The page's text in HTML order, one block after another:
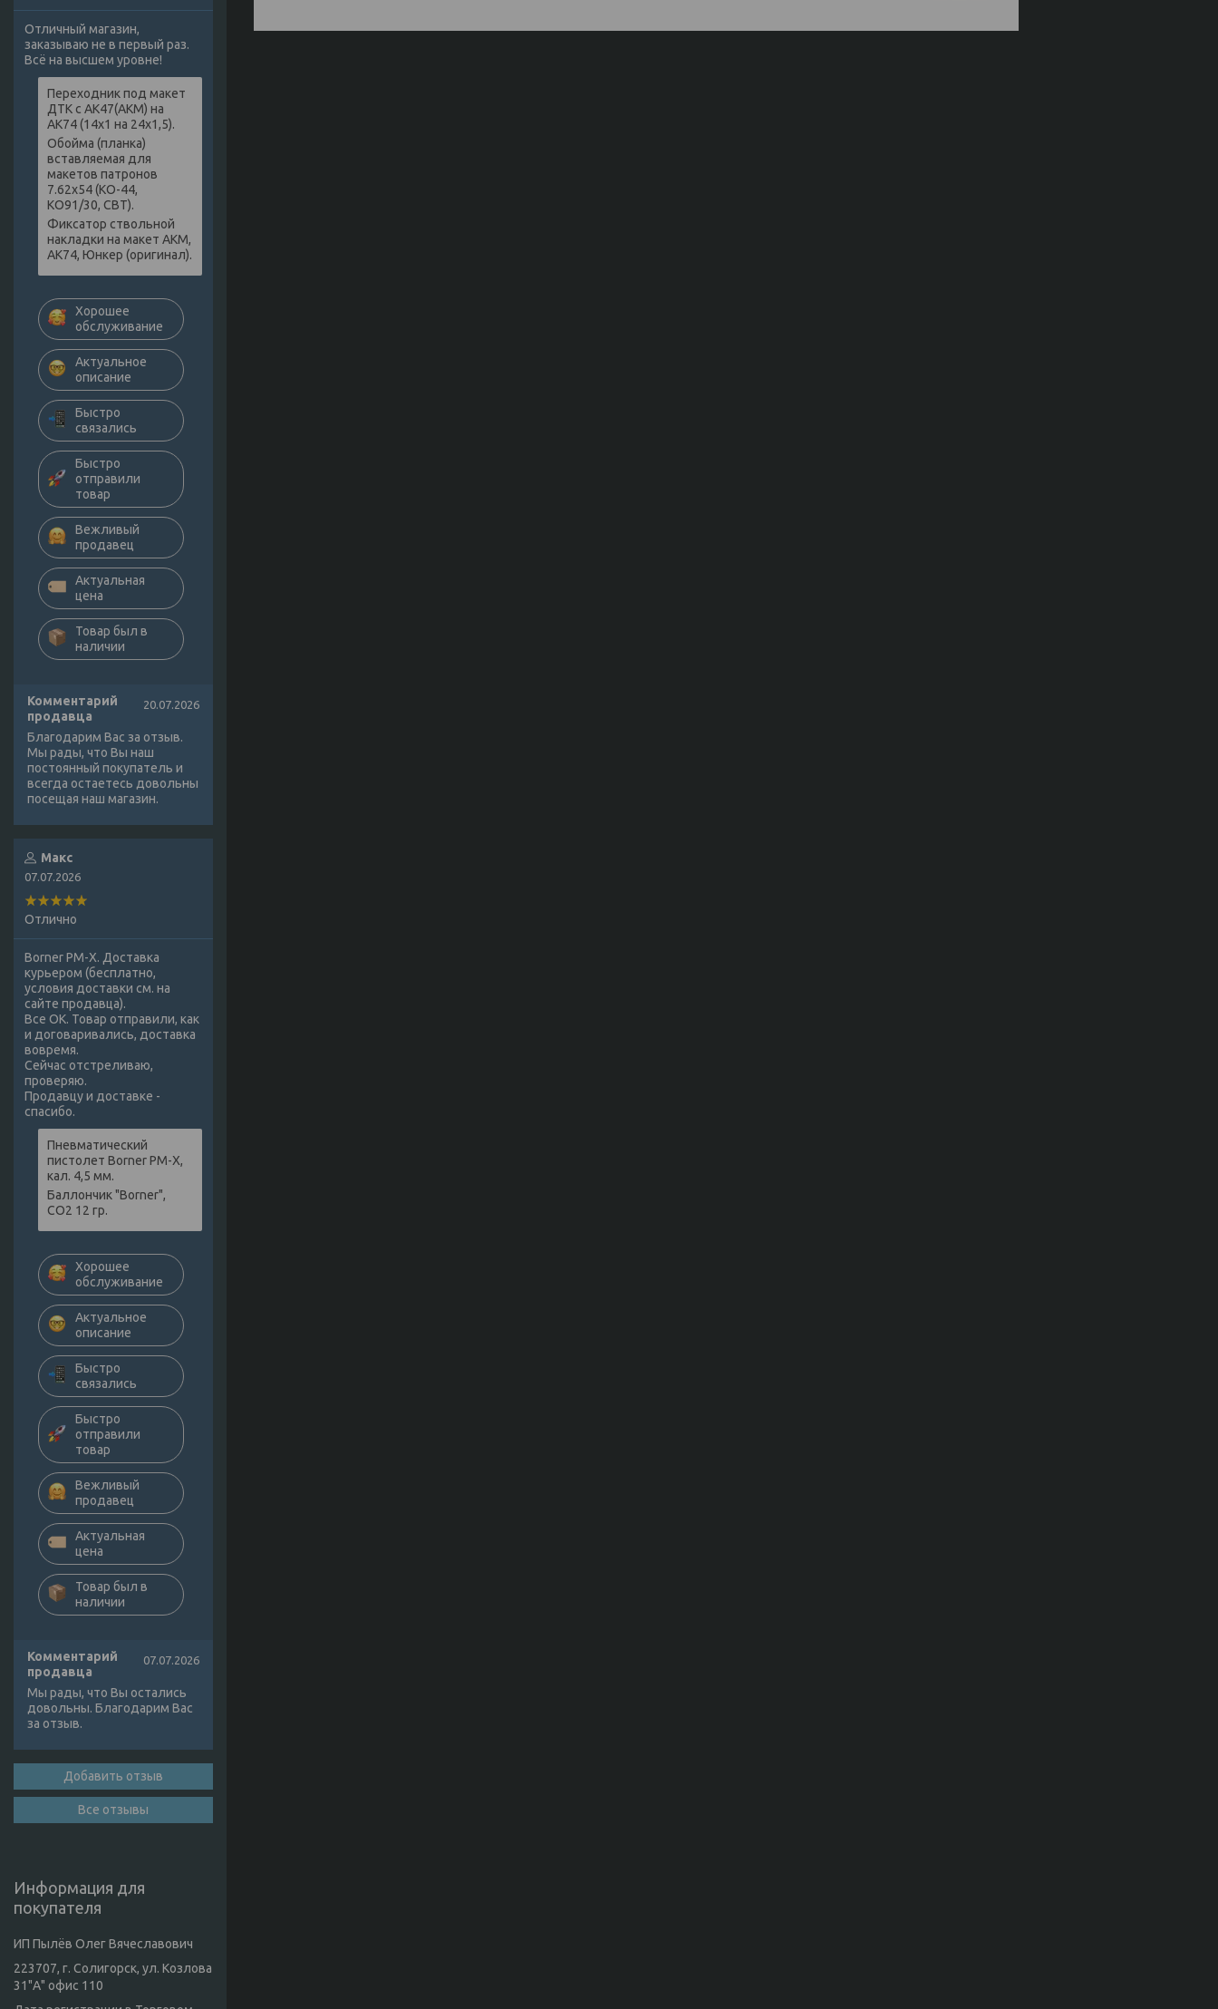
Отличный магазин,
заказываю не в первый раз.
Всё на высшем уровне!
Переходник под макет
ДТК с АК47(АКМ) на
АК74 (14х1 на 24х1,5).
Обойма (планка)
вставляемая для
макетов патронов
7.62х54 (КО-44,
КО91/30, СВТ).
Фиксатор ствольной
накладки на макет АКМ,
АК74, Юнкер (оригинал).
Хорошее
обслуживание
Актуальное
описание
Быстро
связались
Быстро
отправили
товар
Вежливый
продавец
Актуальная
цена
Товар был в
наличии
Комментарий
продавца
20.07.2026
Благодарим Вас за отзыв.
Мы рады, что Вы наш
постоянный покупатель и
всегда остаетесь довольны
посещая наш магазин.
Макс
07.07.2026
Отлично
Borner PM-X. Доставка
курьером (бесплатно,
условия доставки см. на
сайте продавца).
Все ОК. Товар отправили, как
и договаривались, доставка
вовремя.
Сейчас отстреливаю,
проверяю.
Продавцу и доставке -
спасибо.
Пневматический
пистолет Borner PM-X,
кал. 4,5 мм.
Баллончик "Borner",
СО2 12 гр.
Хорошее
обслуживание
Актуальное
описание
Быстро
связались
Быстро
отправили
товар
Вежливый
продавец
Актуальная
цена
Товар был в
наличии
Комментарий
продавца
07.07.2026
Мы рады, что Вы остались
довольны. Благодарим Вас
за отзыв.
Добавить отзыв
Все отзывы
Информация для
покупателя
ИП Пылёв Олег Вячеславович
223707, г. Солигорск, ул. Козлова
31"А" офис 110